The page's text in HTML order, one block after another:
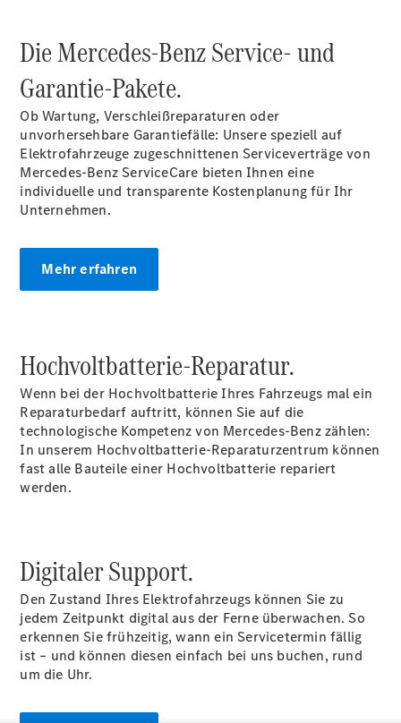
Gewerbekunden
Finanzierung
Privatkunden
Gewerbekunden
Mercedes-
Benz
Store
Gebrauchtwagensuche
Sprinter
Kastenwagen
eSprinter
Kastenwagen
- elektrisch
Sprinter
Tourer
- elektrisch
Sprinter
Fahrgestell
eSprinter
Fahrgestell
Die Mercedes-Benz Service- und
Garantie-Pakete.
Ob Wartung, Verschleißreparaturen oder
unvorhersehbare Garantiefälle: Unsere speziell auf
Elektrofahrzeuge zugeschnittenen Serviceverträge von
Mercedes-Benz ServiceCare bieten Ihnen eine
individuelle und transparente Kostenplanung für Ihr
Unternehmen.
Mehr erfahren
Hochvoltbatterie-Reparatur.
Wenn bei der Hochvoltbatterie Ihres Fahrzeugs mal ein
Reparaturbedarf auftritt, können Sie auf die
technologische Kompetenz von Mercedes-Benz zählen:
In unserem Hochvoltbatterie-Reparaturzentrum können
fast alle Bauteile einer Hochvoltbatterie repariert
werden.
Digitaler Support.
Den Zustand Ihres Elektrofahrzeugs können Sie zu
jedem Zeitpunkt digital aus der Ferne überwachen. So
erkennen Sie frühzeitig, wann ein Servicetermin fällig
ist – und können diesen einfach bei uns buchen, rund
um die Uhr.